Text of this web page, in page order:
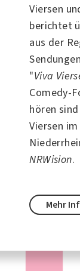
Viersen
berichtet
aus der
"Viva
Comedy-
hören
Viersen
NRWision.
Mehr